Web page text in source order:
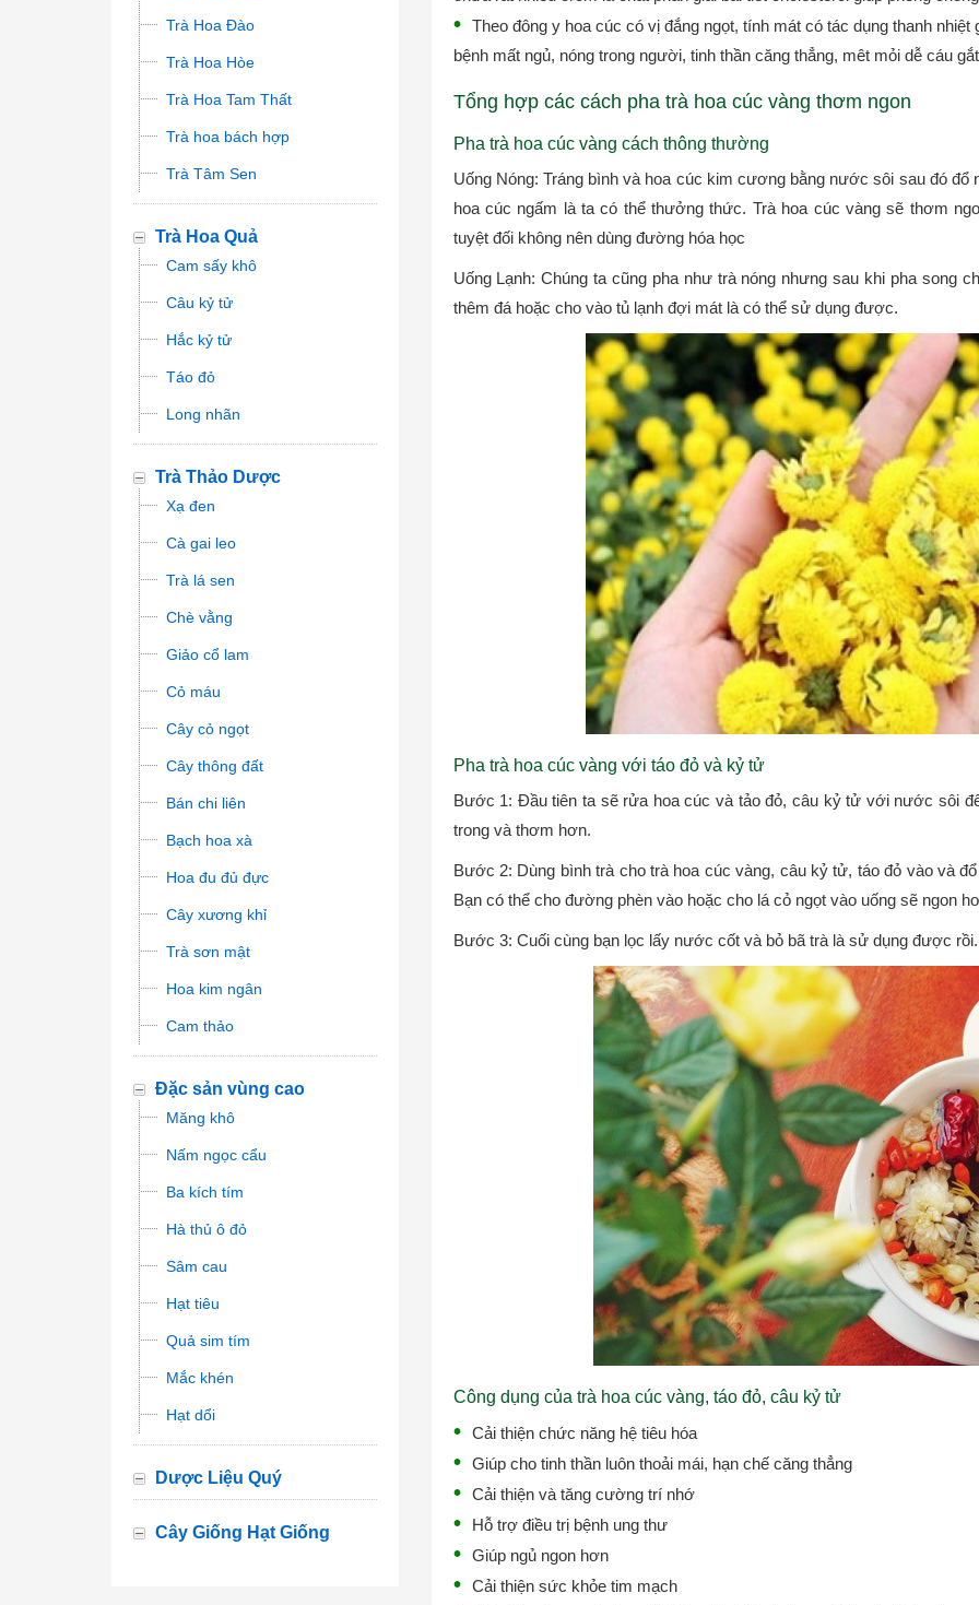
Trà Hoa Đào
Trà Hoa Hòe
Trà Hoa Tam Thất
Trà hoa bách hợp
Trà Tâm Sen
Trà Hoa Quả
Cam sấy khô
Câu kỷ tử
Hắc kỷ tử
Táo đỏ
Long nhãn
Trà Thảo Dược
Xạ đen
Cà gai leo
Trà lá sen
Chè vằng
Giảo cổ lam
Cỏ máu
Cây cỏ ngọt
Cây thông đất
Bán chi liên
Bạch hoa xà
Hoa đu đủ đực
Cây xương khỉ
Trà sơn mật
Hoa kim ngân
Cam thảo
Đặc sản vùng cao
Măng khô
Nấm ngọc cẩu
Ba kích tím
Hà thủ ô đỏ
Sâm cau
Hạt tiêu
Quả sim tím
Mắc khén
Hạt dổi
Dược Liệu Quý
Cây Giống Hạt Giống
Theo đông y hoa cúc có vị đắng ngọt, tính mát có tác dụng thanh
bệnh mất ngủ, nóng trong người, tinh thần căng thẳng, mêt mỏi dễ cáu
Tổng hợp các cách pha trà hoa cúc vàng thơm ngon
Pha trà hoa cúc vàng cách thông thường
Uống Nóng: Tráng bình và hoa cúc kim cương bằng nước sôi sau đó
hoa cúc ngấm là ta có thể thưởng thức. Trà hoa cúc vàng sẽ thơm
tuyệt đối không nên dùng đường hóa học
Uống Lạnh: Chúng ta cũng pha như trà nóng nhưng sau khi pha song
thêm đá hoặc cho vào tủ lạnh đợi mát là có thể sử dụng được.
Pha trà hoa cúc vàng với táo đỏ và kỷ tử
Bước 1: Đầu tiên ta sẽ rửa hoa cúc và tảo đỏ, câu kỷ tử với nước sôi
trong và thơm hơn.
Bước 2: Dùng bình trà cho trà hoa cúc vàng, câu kỷ tử, táo đỏ vào và
Bạn có thể cho đường phèn vào hoặc cho lá cỏ ngọt vào uống sẽ ngon
Bước 3: Cuối cùng bạn lọc lấy nước cốt và bỏ bã trà là sử dụng được rồi.
Công dụng của trà hoa cúc vàng, táo đỏ, câu kỷ tử
Cải thiện chức năng hệ tiêu hóa
Giúp cho tinh thần luôn thoải mái, hạn chế căng thẳng
Cải thiện và tăng cường trí nhớ
Hỗ trợ điều trị bệnh ung thư
Giúp ngủ ngon hơn
Cải thiện sức khỏe tim mạch